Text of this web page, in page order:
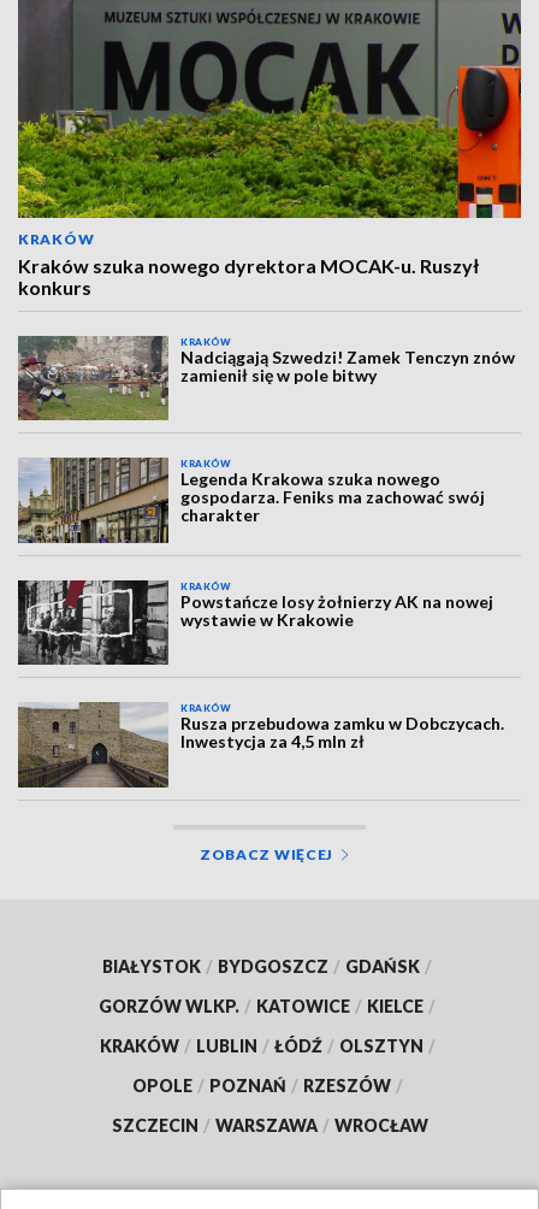
KRAKÓW
Kraków szuka nowego dyrektora MOCAK-u. Ruszył
konkurs
KRAKÓW
Nadciągają Szwedzi! Zamek Tenczyn znów
zamienił się w pole bitwy
KRAKÓW
Legenda Krakowa szuka nowego
gospodarza. Feniks ma zachować swój
charakter
KRAKÓW
Powstańcze losy żołnierzy AK na nowej
wystawie w Krakowie
KRAKÓW
Rusza przebudowa zamku w Dobczycach.
Inwestycja za 4,5 mln zł
ZOBACZ WIĘCEJ
BIAŁYSTOK / BYDGOSZCZ / GDAŃSK /
GORZÓW WLKP. / KATOWICE / KIELCE /
KRAKÓW / LUBLIN / ŁÓDŹ / OLSZTYN /
OPOLE / POZNAŃ / RZESZÓW /
SZCZECIN / WARSZAWA / WROCŁAW